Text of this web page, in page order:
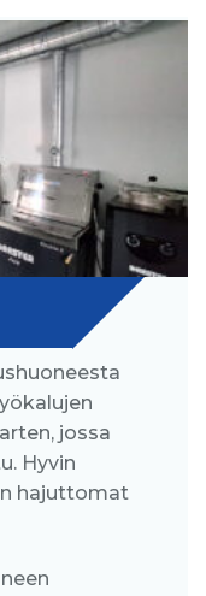
jossa
Hyvin
hajuttomat